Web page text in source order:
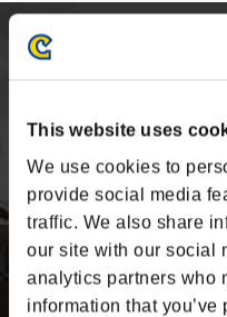
This website uses
We use cookies to
provide social media
traffic. We also share
our site with our social
analytics partners who
information that
SCORE